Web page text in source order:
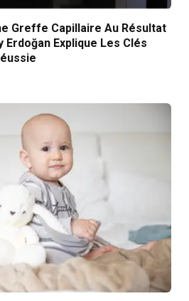
Greffe Capillaire Au Résultat
Erdoğan Explique Les Clés